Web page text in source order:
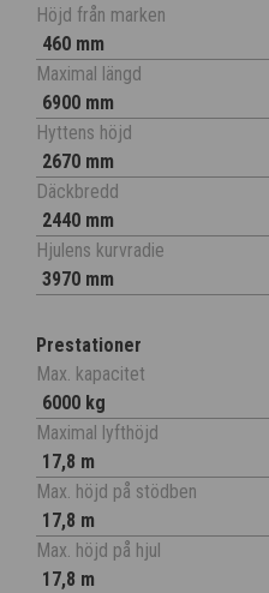
Höjd från marken
460 mm
Maximal längd
6900 mm
Hyttens höjd
2670 mm
Däckbredd
2440 mm
Hjulens kurvradie
3970 mm
Prestationer
Max. kapacitet
6000 kg
Maximal lyfthöjd
17,8 m
Max. höjd på stödben
17,8 m
Max. höjd på hjul
17,8 m